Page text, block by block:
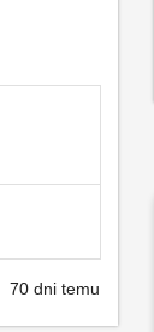
70 dni temu